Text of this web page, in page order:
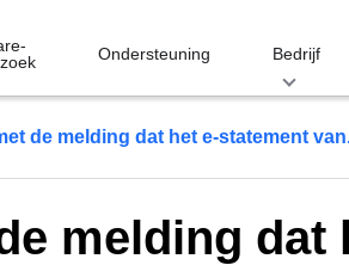
Ondersteuning Bedrijf
de melding dat het e-statement
melding dat